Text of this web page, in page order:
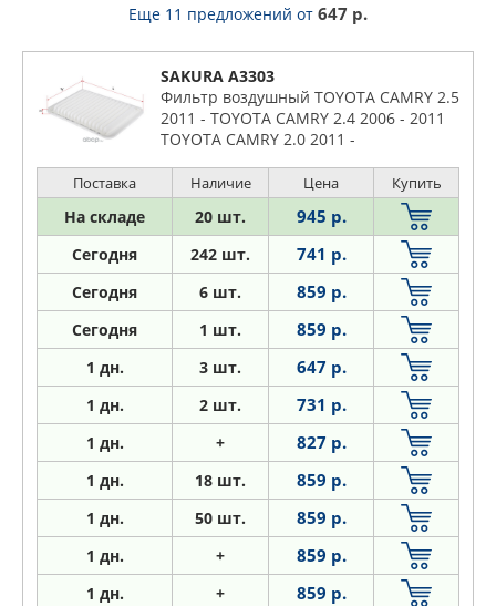
Еще 11 предложений от 647 р.
SAKURA A3303
Фильтр воздушный TOYOTA CAMRY 2.5
2011 - TOYOTA CAMRY 2.4 2006 - 2011
TOYOTA CAMRY 2.0 2011 -
Поставка Наличие Цена Купить
На складе 20 шт. 945 р.
Сегодня 242 шт. 741 р.
Сегодня 6 шт. 859 р.
Сегодня 1 шт. 859 р.
1 дн. 3 шт. 647 р.
1 дн. 2 шт. 731 р.
1 дн. + 827 р.
1 дн. 18 шт. 859 р.
1 дн. 50 шт. 859 р.
1 дн. + 859 р.
1 дн. + 859 р.